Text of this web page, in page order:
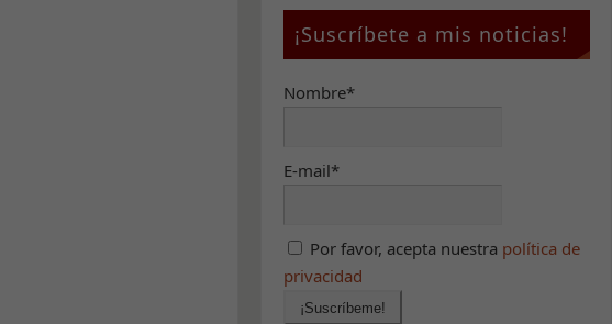
¡Suscríbete a mis noticias!
Nombre*
E-mail*
Por favor, acepta nuestra política de
privacidad